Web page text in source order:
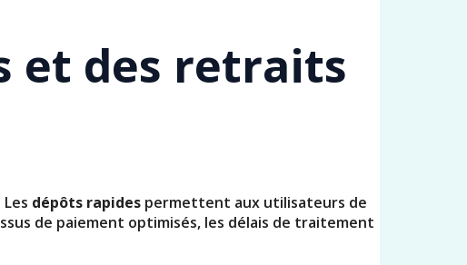
et des retraits
dépôts rapides permettent aux utilisateurs de
de paiement optimisés, les délais de traitement